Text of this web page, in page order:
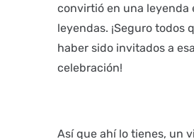
convirtió en una leyenda
leyendas. ¡Seguro todos
haber sido invitados a
celebración!
Así que ahí lo tienes, un